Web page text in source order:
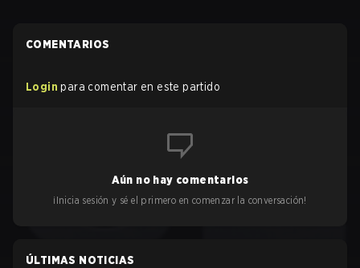
COMENTARIOS
Login para comentar en este partido
Aún no hay comentarios
¡Inicia sesión y sé el primero en comenzar la conversación!
ÚLTIMAS NOTICIAS